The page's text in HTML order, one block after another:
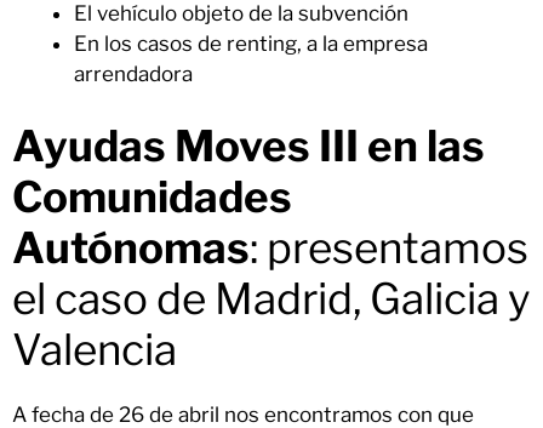
El vehículo objeto de la subvención
En los casos de renting, a la empresa
arrendadora
Ayudas Moves III en las
Comunidades
Autónomas: presentamos
el caso de Madrid, Galicia y
Valencia
A fecha de 26 de abril nos encontramos con que